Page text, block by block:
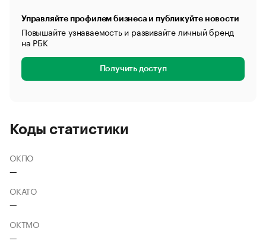
Управляйте профилем бизнеса и публикуйте новости
Повышайте узнаваемость и развивайте личный бренд
на РБК
Получить доступ
Коды статистики
ОКПО
—
ОКАТО
—
ОКТМО
—